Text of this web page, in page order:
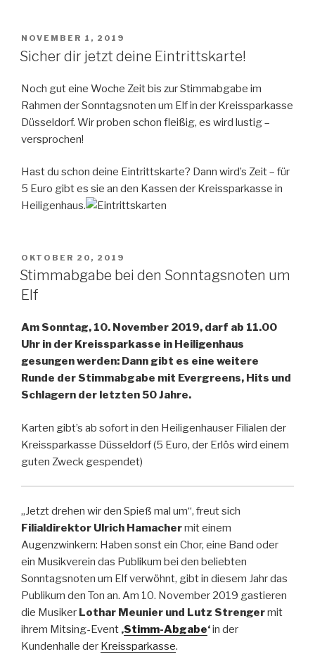
VERÖFFENTLICHT
AM
NOVEMBER 1, 2019
Sicher dir jetzt deine Eintrittskarte!
Noch gut eine Woche Zeit bis zur Stimmabgabe im
Rahmen der Sonntagsnoten um Elf in der Kreissparkasse
Düsseldorf. Wir proben schon fleißig, es wird lustig –
versprochen!
Hast du schon deine Eintrittskarte? Dann wird’s Zeit – für
5 Euro gibt es sie an den Kassen der Kreissparkasse in
Heiligenhaus.
VERÖFFENTLICHT
AM
OKTOBER 20, 2019
Stimmabgabe bei den Sonntagsnoten um
Elf
Am Sonntag, 10. November 2019, darf ab 11.00
Uhr in der Kreissparkasse in Heiligenhaus
gesungen werden: Dann gibt es eine weitere
Runde der Stimmabgabe mit Evergreens, Hits und
Schlagern der letzten 50 Jahre.
Karten gibt’s ab sofort in den Heiligenhauser Filialen der
Kreissparkasse Düsseldorf (5 Euro, der Erlös wird einem
guten Zweck gespendet)
„Jetzt drehen wir den Spieß mal um“, freut sich
Filialdirektor Ulrich Hamachermit einem
Augenzwinkern: Haben sonst ein Chor, eine Band oder
ein Musikverein das Publikum bei den beliebten
Sonntagsnoten um Elf verwöhnt, gibt in diesem Jahr das
Publikum den Ton an. Am 10. November 2019 gastieren
die Musiker Lothar Meunier und Lutz Strengermit
ihrem Mitsing-Event ‚Stimm-Abgabe‘in der
Kundenhalle der Kreissparkasse.